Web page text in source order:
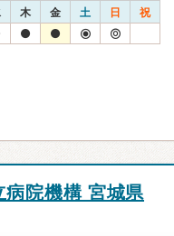
木 金 土 日 祝
病院機構 宮城県